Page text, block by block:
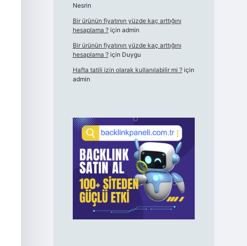
Nesrin
Bir ürünün fiyatının yüzde kaç arttığını
hesaplama ?için admin
Bir ürünün fiyatının yüzde kaç arttığını
hesaplama ?için Duygu
Hafta tatili izin olarak kullanılabilir mi ?için
admin